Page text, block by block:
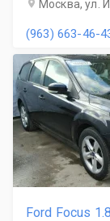
Москва, ул.
(963) 663-46-
Ford Focus